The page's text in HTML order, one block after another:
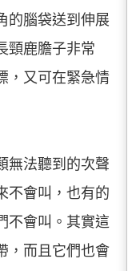
的腦袋送到伸展
頸鹿膽子非常
，又可在緊急情
無法聽到的次聲
不會叫，也有的
不會叫。其實這
，而且它們也會